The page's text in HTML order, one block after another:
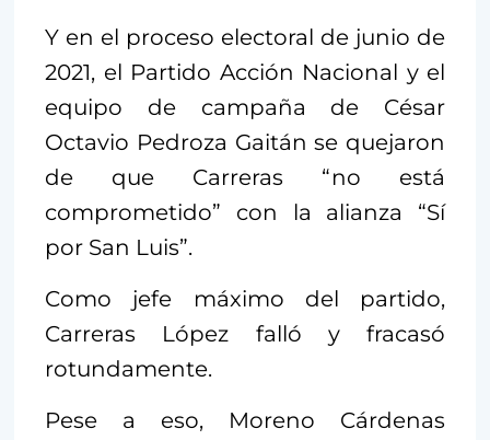
Y en el proceso electoral de junio de
2021, el Partido Acción Nacional y el
equipo de campaña de César
Octavio Pedroza Gaitán se quejaron
de que Carreras “no está
comprometido” con la alianza “Sí
por San Luis”.
Como jefe máximo del partido,
Carreras López falló y fracasó
rotundamente.
Pese a eso, Moreno Cárdenas